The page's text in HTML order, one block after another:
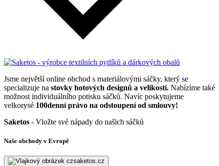
Jsme největší online obchod s materiálovými sáčky, který se
specializuje na stovky hotových designů a velikostí. Nabízíme také
možnost individuálního potisku sáčků. Navíc poskytujeme
velkorysé 100denní právo na odstoupení od smlouvy!
Saketos - Vložte své nápady do našich sáčků
Naše obchody v Evropě
saketos.cz